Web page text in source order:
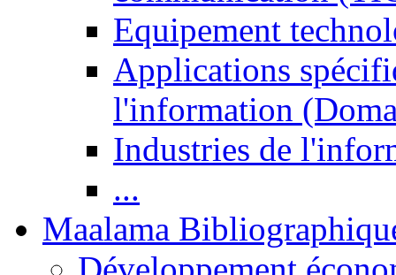
Equipement
Applications
l'information
Industries de
...
Maalama